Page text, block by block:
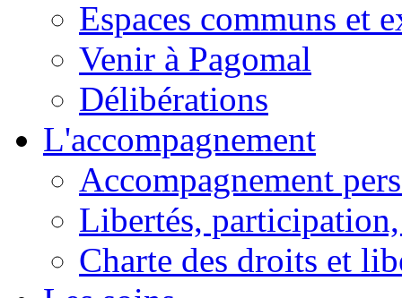
Espaces communs et
Venir à Pagomal
Délibérations
L'accompagnement
Accompagnement
Libertés,
Charte des droits et